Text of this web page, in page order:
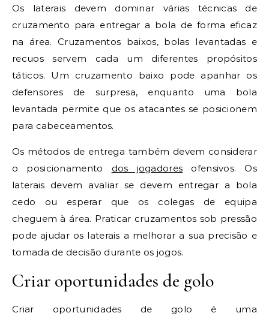
Os laterais devem dominar várias técnicas de
cruzamento para entregar a bola de forma eficaz
na área. Cruzamentos baixos, bolas levantadas e
recuos servem cada um diferentes propósitos
táticos. Um cruzamento baixo pode apanhar os
defensores de surpresa, enquanto uma bola
levantada permite que os atacantes se posicionem
para cabeceamentos.
Os métodos de entrega também devem considerar
o posicionamento dos jogadores ofensivos. Os
laterais devem avaliar se devem entregar a bola
cedo ou esperar que os colegas de equipa
cheguem à área. Praticar cruzamentos sob pressão
pode ajudar os laterais a melhorar a sua precisão e
tomada de decisão durante os jogos.
Criar oportunidades de golo
Criar oportunidades de golo é uma